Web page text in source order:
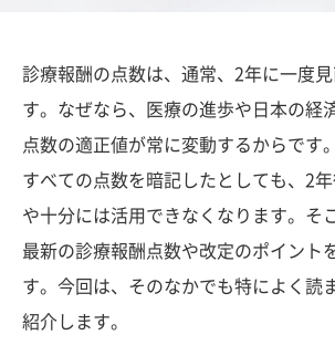
診療報酬の点数は、通常、2年に一度
す。なぜなら、医療の進歩や日本の経
点数の適正値が常に変動するからです
すべての点数を暗記したとしても、2
や十分には活用できなくなります。そ
最新の診療報酬点数や改定のポイント
す。今回は、そのなかでも特によく読
紹介します。